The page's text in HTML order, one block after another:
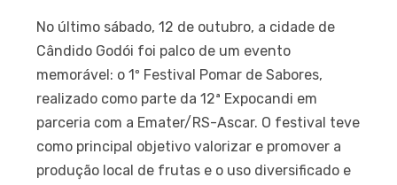
No último sábado, 12 de outubro, a cidade de
Cândido Godói foi palco de um evento
memorável: o 1º Festival Pomar de Sabores,
realizado como parte da 12ª Expocandi em
parceria com a Emater/RS-Ascar. O festival teve
como principal objetivo valorizar e promover a
produção local de frutas e o uso diversificado e